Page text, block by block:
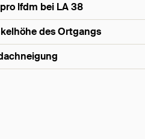
lfdm bei LA 38
des Ortgangs